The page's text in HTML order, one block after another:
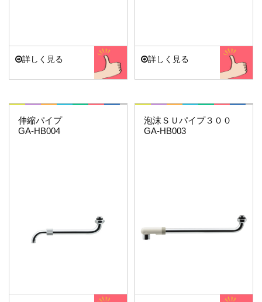
詳しく見る 詳しく見る
これエエやん
伸縮パイプ
GA-HB004
これエエやん
泡沫ＳＵパイプ３００
GA-HB003